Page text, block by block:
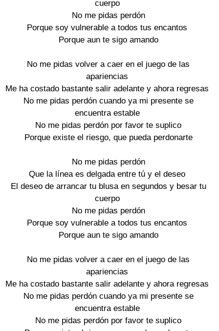
cuerpo
No me pidas perdón
Porque soy vulnerable a todos tus encantos
Porque aun te sigo amando
No me pidas volver a caer en el juego de las
apariencias
Me ha costado bastante salir adelante y ahora regresas
No me pidas perdón cuando ya mi presente se
encuentra estable
No me pidas perdón por favor te suplico
Porque existe el riesgo, que pueda perdonarte
No me pidas perdón
Que la línea es delgada entre tú y el deseo
El deseo de arrancar tu blusa en segundos y besar tu
cuerpo
No me pidas perdón
Porque soy vulnerable a todos tus encantos
Porque aun te sigo amando
No me pidas volver a caer en el juego de las
apariencias
Me ha costado bastante salir adelante y ahora regresas
No me pidas perdón cuando ya mi presente se
encuentra estable
No me pidas perdón por favor te suplico